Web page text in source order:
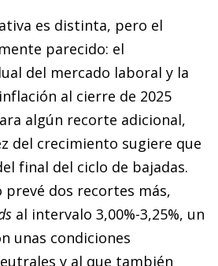
es distinta, pero el
parecido: el
del mercado laboral y la
al cierre de 2025
algún recorte adicional,
del crecimiento sugiere que
final del ciclo de bajadas.
prevé dos recortes más,
al intervalo 3,00%-3,25%, un
unas condiciones
y al que también